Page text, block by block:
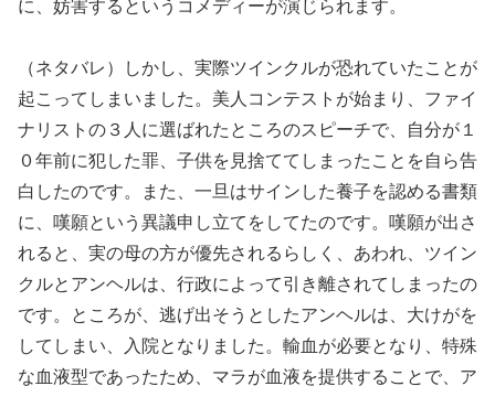
に、妨害するというコメディーが演じられます。
（ネタバレ）しかし、実際ツインクルが恐れていたことが
起こってしまいました。美人コンテストが始まり、ファイ
ナリストの３人に選ばれたところのスピーチで、自分が１
０年前に犯した罪、子供を見捨ててしまったことを自ら告
白したのです。また、一旦はサインした養子を認める書類
に、嘆願という異議申し立てをしてたのです。嘆願が出さ
れると、実の母の方が優先されるらしく、あわれ、ツイン
クルとアンヘルは、行政によって引き離されてしまったの
です。ところが、逃げ出そうとしたアンヘルは、大けがを
してしまい、入院となりました。輸血が必要となり、特殊
な血液型であったため、マラが血液を提供することで、ア